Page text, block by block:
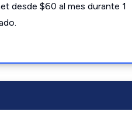
desde $60 al mes durante 1